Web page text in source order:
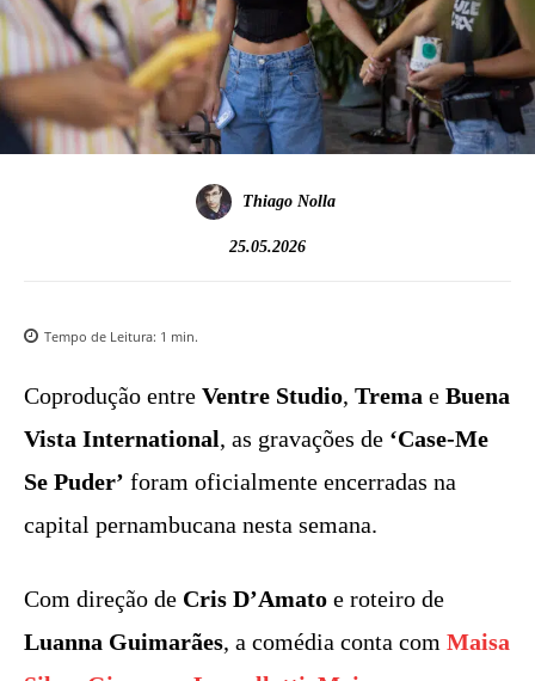
Thiago Nolla
25.05.2026
Tempo de Leitura: 1 min.
Coprodução entre Ventre Studio, Trema e Buena
Vista International, as gravações de ‘Case-Me
Se Puder’ foram oficialmente encerradas na
capital pernambucana nesta semana.
Com direção de Cris D’Amato e roteiro de
Luanna Guimarães, a comédia conta com Maisa